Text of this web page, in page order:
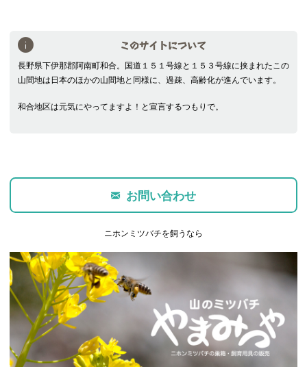
このサイトについて
長野県下伊那郡阿南町和合。国道１５１号線と１５３号線に挟まれたこの
山間地は日本のほかの山間地と同様に、過疎、高齢化が進んでいます。
和合地区は元気にやってますよ！と宣言するつもりで。
お問い合わせ
ニホンミツバチを飼うなら